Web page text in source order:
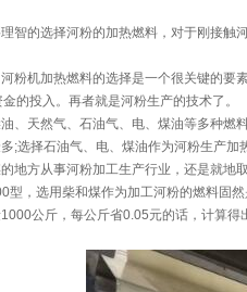
的选择河粉的加热燃料，对于刚接触
机加热燃料的选择是一个很关键的要
的投入。再者就是河粉生产的技术了。
天然气、石油气、电、煤油等多种燃
;选择石油气、电、煤油作为河粉生产
地方从事河粉加工生产行业，还是就地取
选用柴和煤作为加工河粉的燃料固然
公斤，每公斤省0.05元的话，计算得